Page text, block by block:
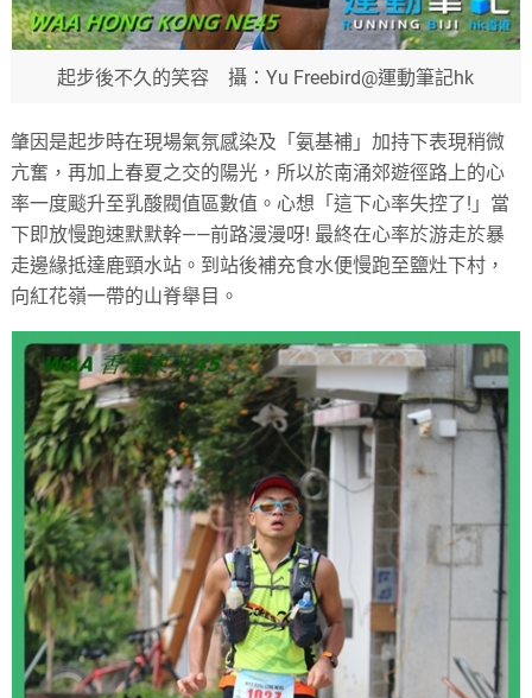
起步後不久的笑容 攝：Yu Freebird@運動筆記hk
肇因是起步時在現場氣氛感染及「氨基補」加持下表現稍微
亢奮，再加上春夏之交的陽光，所以於南涌郊遊徑路上的心
率一度颷升至乳酸閥值區數值。心想「這下心率失控了!」當
下即放慢跑速默默幹——前路漫漫呀! 最終在心率於游走於暴
走邊緣抵達鹿頸水站。到站後補充食水便慢跑至鹽灶下村，
向紅花嶺一帶的山脊舉目。